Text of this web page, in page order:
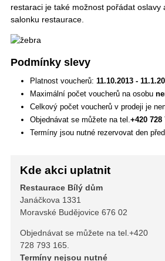
restaraci je také možnost pořádat oslavy
salonku restaurace.
Podmínky slevy
Platnost voucherů: 11.10.2013 -
Maximální počet voucherů na osobu
Celkový počet voucherů v prodeji je
Objednávat se můžete na tel.+420 728
Termíny jsou nutné rezervovat den
Kde akci uplatnit
Restaurace Bílý dům
Janáčkova 1331
Moravské Budějovice 676 02
Objednávat se můžete na tel.+420
728 793 165.
Termíny nejsou nutné